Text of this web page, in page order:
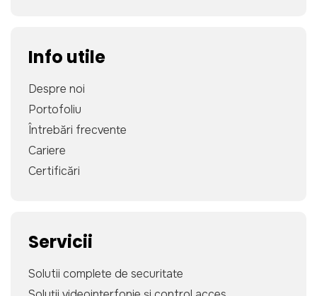
Info utile
Despre noi
Portofoliu
Întrebări frecvente
Cariere
Certificări
Servicii
Solutii complete de securitate